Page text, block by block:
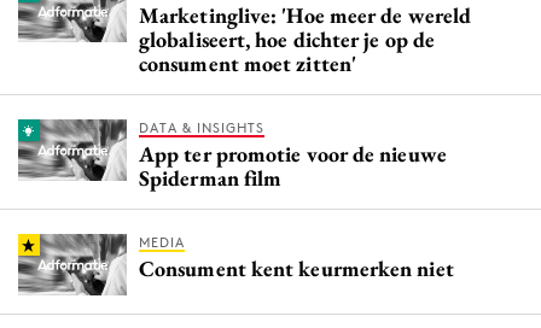
Marketinglive: 'Hoe meer de wereld
globaliseert, hoe dichter je op de
consument moet zitten'
DATA & INSIGHTS
App ter promotie voor de nieuwe
Spiderman film
MEDIA
Consument kent keurmerken niet